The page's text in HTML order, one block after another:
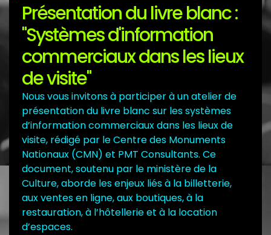
Présentation du livre blanc :
"Systèmes d'information
commerciaux dans les lieux
de visite"
Nous vous invitons à participer à un atelier de
présentation du livre blanc sur les systèmes
d’information commerciaux dans les lieux de
visite, rédigé par le Centre des Monuments
Nationaux (CMN) et PMT Consultants. Ce
document, soutenu par le ministère de la
Culture, aborde les enjeux liés à la billetterie,
aux ventes en ligne, aux boutiques, à la
restauration, à l’hôtellerie et à la location
d’espaces.